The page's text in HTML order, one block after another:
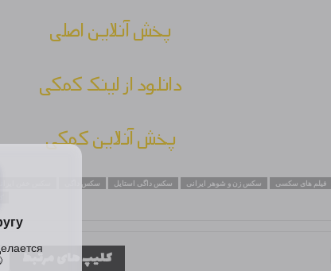
پخش آنلاین اصلی
دانلود از لینک کمکی
پخش آنلاین کمکی
سکس داگی سکس داگی استایل سکس زن و شوهر ایرانی
فیلم های سکسی
کلیپ های مرتبط